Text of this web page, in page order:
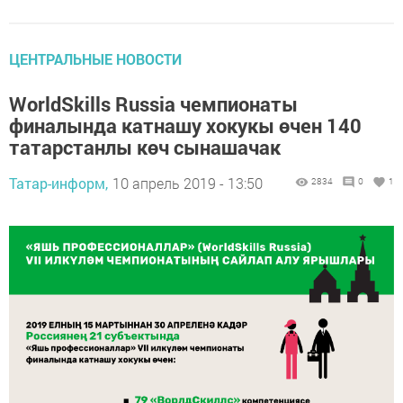
ЦЕНТРАЛЬНЫЕ НОВОСТИ
WorldSkills Russia чемпионаты
финалында катнашу хокукы өчен 140
татарстанлы көч сынашачак
Татар-информ, 10 апрель 2019 - 13:50 2834 0 1